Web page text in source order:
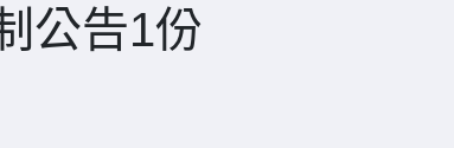
公告1份